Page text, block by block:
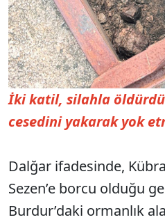
İki katil, silahla
cesedini yakarak yok
Dalğar ifadesinde, Kübra
Sezen’e borcu olduğu
Burdur’daki ormanlık